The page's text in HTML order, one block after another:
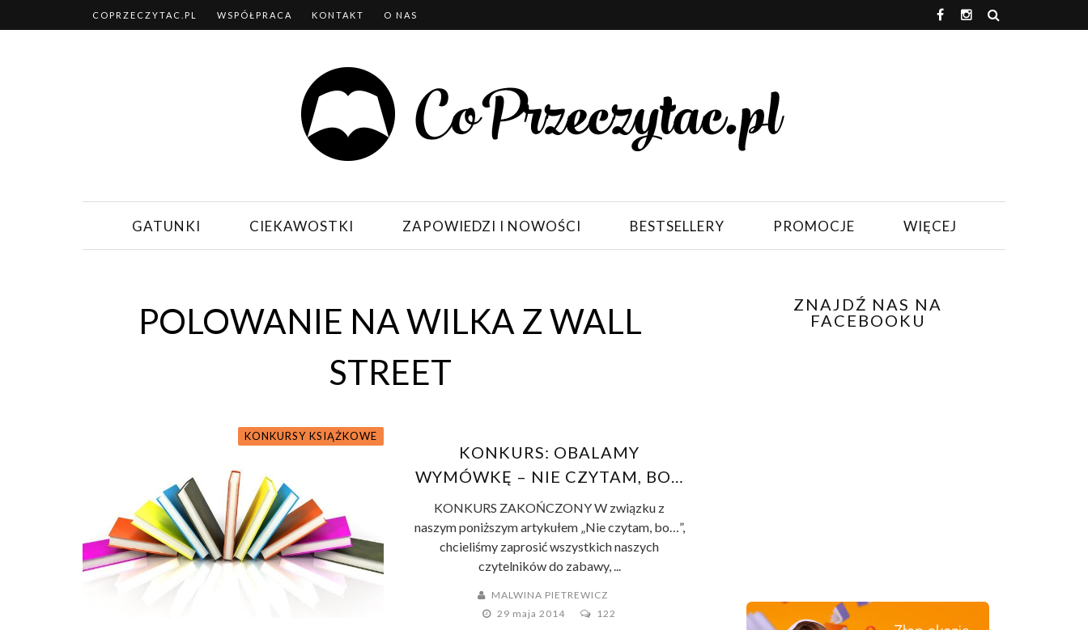
COPRZECZYTAC.PL WSPÓŁPRACA KONTAKT O NAS
GATUNKI CIEKAWOSTKI ZAPOWIEDZI I NOWOŚCI BESTSELLERY PROMOCJE WIĘCEJ
POLOWANIE NA WILKA Z WALL
STREET
KONKURSY KSIĄŻKOWE
KONKURS: OBALAMY
WYMÓWKĘ – NIE CZYTAM, BO…
KONKURS ZAKOŃCZONY W związku z
naszym poniższym artykułem „Nie czytam, bo…”,
chcieliśmy zaprosić wszystkich naszych
czytelników do zabawy, ...
MALWINA PIETREWICZ
29 maja 2014
122
ZNAJDŹ NAS NA
FACEBOOKU